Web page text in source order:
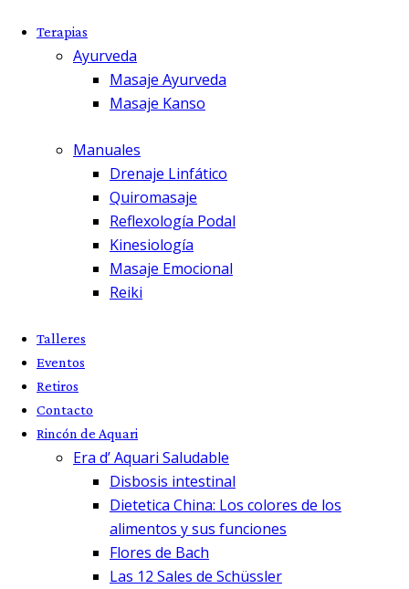
Terapias
Ayurveda
Masaje Ayurveda
Masaje Kanso
Manuales
Drenaje Linfático
Quiromasaje
Reflexología Podal
Kinesiología
Masaje Emocional
Reiki
Talleres
Eventos
Retiros
Contacto
Rincón de Aquari
Era d’ Aquari Saludable
Disbosis intestinal
Dietetica China: Los colores de los
alimentos y sus funciones
Flores de Bach
Las 12 Sales de Schüssler